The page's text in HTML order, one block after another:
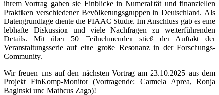
ihrem Vortrag gaben sie Einblicke in Numeralität und finanziellen
Praktiken verschiedener Bevölkerungsgruppen in Deutschland. Als
Datengrundlage diente die PIAAC Studie. Im Anschluss gab es eine
lebhafte Diskussion und viele Nachfragen zu weiterführenden
Details. Mit über 50 Teilnehmenden stieß der Auftakt der
Veranstaltungsserie auf eine große Resonanz in der Forschungs-
Community.
Wir freuen uns auf den nächsten Vortrag am 23.10.2025 aus dem
Projekt FinKomp-Monitor (Vortragende: Carmela Aprea, Ronja
Baginski und Matheus Zago)!